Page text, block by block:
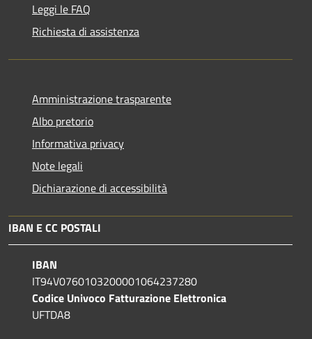
Leggi le FAQ
Richiesta di assistenza
Amministrazione trasparente
Albo pretorio
Informativa privacy
Note legali
Dichiarazione di accessibilità
IBAN E CC POSTALI
IBAN
IT94V0760103200001064237280
Codice Univoco Fatturazione Elettronica
UFTDA8